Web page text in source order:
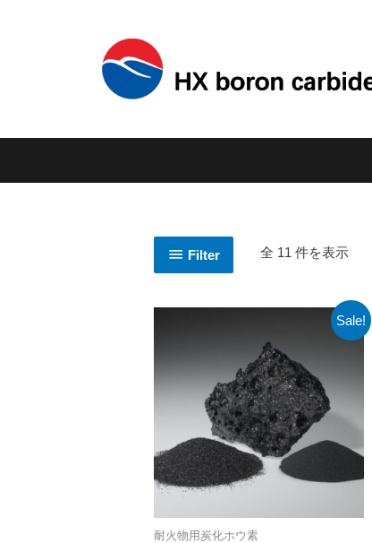
Filter 全 11 件を表示
Sale!
耐火物用炭化ホウ素